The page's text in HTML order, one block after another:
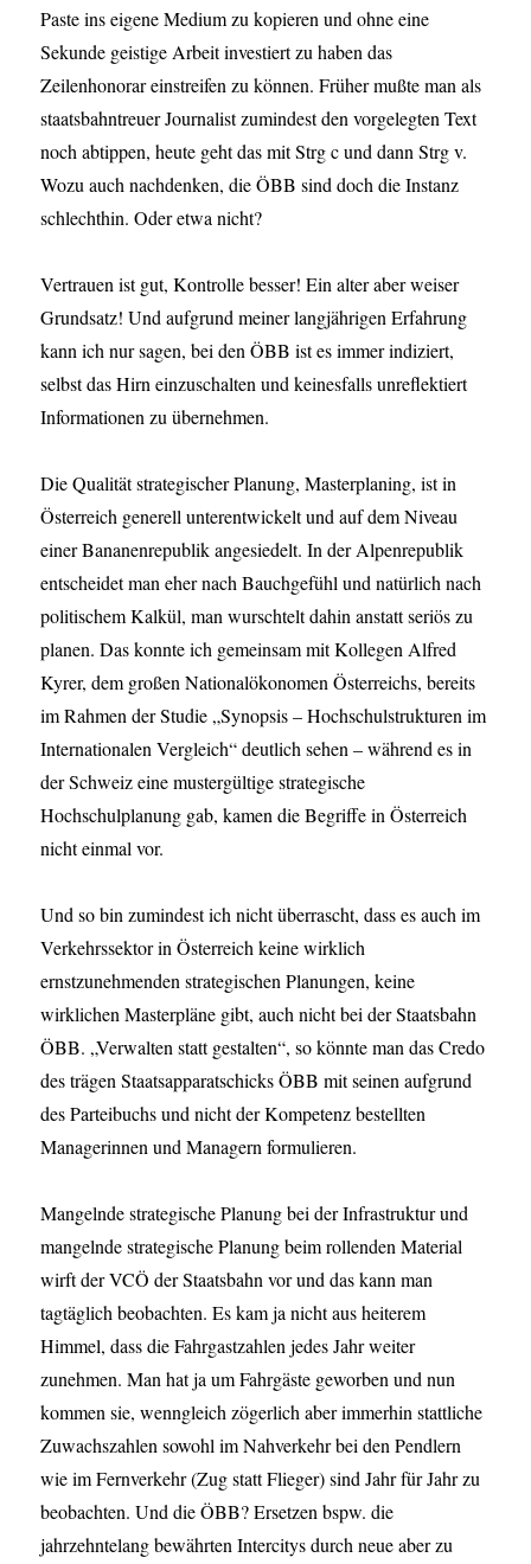
Paste ins eigene Medium zu kopieren und ohne eine
Sekunde geistige Arbeit investiert zu haben das
Zeilenhonorar einstreifen zu können. Früher mußte man als
staatsbahntreuer Journalist zumindest den vorgelegten Text
noch abtippen, heute geht das mit Strg c und dann Strg v.
Wozu auch nachdenken, die ÖBB sind doch die Instanz
schlechthin. Oder etwa nicht?
Vertrauen ist gut, Kontrolle besser! Ein alter aber weiser
Grundsatz! Und aufgrund meiner langjährigen Erfahrung
kann ich nur sagen, bei den ÖBB ist es immer indiziert,
selbst das Hirn einzuschalten und keinesfalls unreflektiert
Informationen zu übernehmen.
Die Qualität strategischer Planung, Masterplaning, ist in
Österreich generell unterentwickelt und auf dem Niveau
einer Bananenrepublik angesiedelt. In der Alpenrepublik
entscheidet man eher nach Bauchgefühl und natürlich nach
politischem Kalkül, man wurschtelt dahin anstatt seriös zu
planen. Das konnte ich gemeinsam mit Kollegen Alfred
Kyrer, dem großen Nationalökonomen Österreichs, bereits
im Rahmen der Studie „Synopsis – Hochschulstrukturen im
Internationalen Vergleich“ deutlich sehen – während es in
der Schweiz eine mustergültige strategische
Hochschulplanung gab, kamen die Begriffe in Österreich
nicht einmal vor.
Und so bin zumindest ich nicht überrascht, dass es auch im
Verkehrssektor in Österreich keine wirklich
ernstzunehmenden strategischen Planungen, keine
wirklichen Masterpläne gibt, auch nicht bei der Staatsbahn
ÖBB. „Verwalten statt gestalten“, so könnte man das Credo
des trägen Staatsapparatschicks ÖBB mit seinen aufgrund
des Parteibuchs und nicht der Kompetenz bestellten
Managerinnen und Managern formulieren.
Mangelnde strategische Planung bei der Infrastruktur und
mangelnde strategische Planung beim rollenden Material
wirft der VCÖ der Staatsbahn vor und das kann man
tagtäglich beobachten. Es kam ja nicht aus heiterem
Himmel, dass die Fahrgastzahlen jedes Jahr weiter
zunehmen. Man hat ja um Fahrgäste geworben und nun
kommen sie, wenngleich zögerlich aber immerhin stattliche
Zuwachszahlen sowohl im Nahverkehr bei den Pendlern
wie im Fernverkehr (Zug statt Flieger) sind Jahr für Jahr zu
beobachten. Und die ÖBB? Ersetzen bspw. die
jahrzehntelang bewährten Intercitys durch neue aber zu